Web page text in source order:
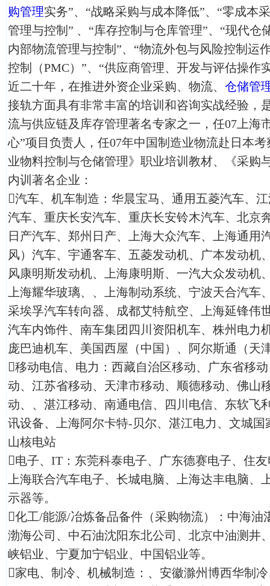
购管理实务”、“战略采购与成本降低”、“零成本
管理与控制” 、“库存控制与仓库管理”、“现代仓
内部物流管理与控制”、“物流外包与风险控制运
控制（PMC）”、“供应商管理、开发与评估操作
近二十年，在推进外资企业采购、物流、 仓储管
接轨方面具有非常丰富的培训和咨询实战经验，
流与供应链及库存管理著名专家之一，任07上海
心”项目负责人，任07年中国制造业物流赴日本
业物料控制与仓储管理》职业培训教材、《采购
内训著名企业：
汽车、机车制造：华晨宝马、通用五菱汽车、
汽车、重庆长安汽车、重庆长安铃木汽车、北京
日产汽车、郑州日产、上海大众汽车、上海通用
风）汽车、宇通客车、五菱发动机、广本发动机
风康明斯发动机、上海康明斯、一汽大众发动机
上海耀华玻璃、、上海制动系统、宁波天合汽车
采埃孚汽车转向器、成都艾特航空、上海延锋伟
汽车内饰件、南车集团四川资阳机车、株州电力
庞巴迪机车、美国西屋（中国）、阿尔斯通（天
移动电信、电力：西藏自治区移动、广东省移
动、江苏省移动、天津市移动、顺德移动、佛山
动、、湛江移动、南通电信、四川电信、东软飞
讯设备、上海阿尔卡特-贝尔、湛江电力、文城
山核电站
电子、IT：东莞科泰电子、广东德赛电子、住
上海联合汽车电子、长城电脑、上海达丰电脑、
示器等。
化工/能源/冶炼备品备件（采购物流）：中海油
渤海公司、中石油沈阳东北公司、北京中油测井
峡铝业、宁夏加宁铝业、中国铝业等。
家电、制冷、机械制造：、安徽滁州博西华制